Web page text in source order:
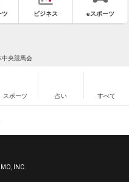
ツ ビジネス eスポーツ
中央競馬会
スポーツ 占い すべて
INC.